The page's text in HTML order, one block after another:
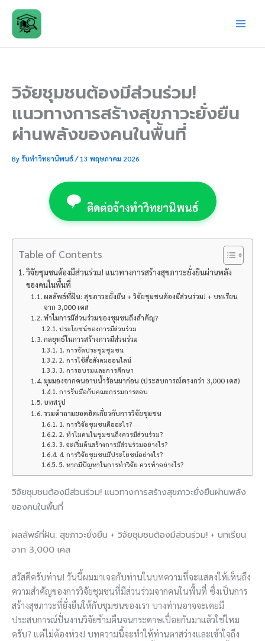
content
วิจัยชุมชนต้องมีส่วนร่วม!
แนวทางการสร้างสุขภาวะยั่งยืน
ผ่านพลังของคนในพื้นที่
Byรับทำวิทยานิพนธ์/13 พฤษภาคม 2026
ติดต่อจ้างทำวิทยานิพนธ์
Table of Contents
วิจัยชุมชนต้องมีส่วนร่วม! แนวทางการสร้างสุขภาวะยั่งยืนผ่านพลัง
ของคนในพื้นที่
ผลลัพธ์ที่ฝัน: สุขภาวะยั่งยืน + วิจัยชุมชนต้องมีส่วนร่วม! + บทเรียน
จาก 3,000 เคส
ทำไมการมีส่วนร่วมของชุมชนถึงสำคัญ?
ประโยชน์ของการมีส่วนร่วม
กลยุทธ์ในการสร้างการมีส่วนร่วม
1. การจัดประชุมชุมชน
2. การใช้สื่อสังคมออนไลน์
3. การอบรมและการศึกษา
มุมมองจากคนอาบน้ำร้อนมาก่อน (ประสบการณ์ตรงกว่า 3,000 เคส)
การรับมือกับคณะกรรมการสอบ
บทสรุป
รวมคำถามยอดฮิตเกี่ยวกับการวิจัยชุมชน
1. การวิจัยชุมชนคืออะไร?
2. ทำไมคนในชุมชนถึงควรมีส่วนร่วม?
3. จะเริ่มต้นสร้างการมีส่วนร่วมอย่างไร?
4. การวิจัยชุมชนมีประโยชน์อย่างไร?
5. หากมีปัญหาในการทำวิจัย ควรทำอย่างไร?
วิจัยชุมชนต้องมีส่วนร่วม! แนวทางการสร้างสุขภาวะยั่งยืนผ่านพลัง
ของคนในพื้นที่
ผลลัพธ์ที่ฝัน: สุขภาวะยั่งยืน + วิจัยชุมชนต้องมีส่วนร่วม! + บทเรียน
จาก 3,000 เคส
สวัสดีครับท่าน! วันนี้ผมมาเจอกับท่านในบทความที่จะแสดงให้เห็นถึง
ความสำคัญของการวิจัยชุมชนที่มีส่วนร่วมจากคนในพื้นที่ ซึ่งเป็นการ
สร้างสุขภาวะที่ยั่งยืนให้กับชุมชนของเรา บางท่านอาจจะเคยมี
ประสบการณ์ปั่นงานวิจัยข้ามคืนจนกระดาษเปื่อยกันมาแล้วใช่ไหม
ครับ? แต่ไม่ต้องห่วง! บทความนี้จะทำให้ท่านตาสว่างและเข้าใจถึง